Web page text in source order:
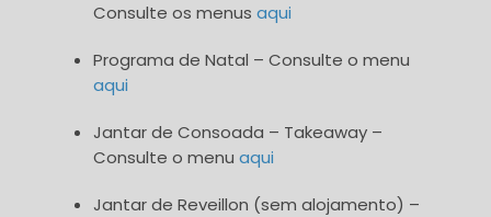
Consulte os menus aqui
Programa de Natal – Consulte o menu
aqui
Jantar de Consoada – Takeaway –
Consulte o menu aqui
Jantar de Reveillon (sem alojamento) –